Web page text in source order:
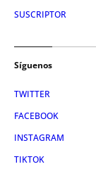
SUSCRIPTOR
Síguenos
TWITTER
FACEBOOK
INSTAGRAM
TIKTOK